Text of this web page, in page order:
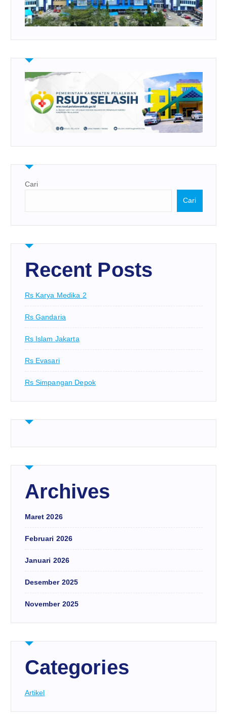
Cari
Cari
Recent Posts
Rs Karya Medika 2
Rs Gandaria
Rs Islam Jakarta
Rs Evasari
Rs Simpangan Depok
Archives
Maret 2026
Februari 2026
Januari 2026
Desember 2025
November 2025
Categories
Artikel